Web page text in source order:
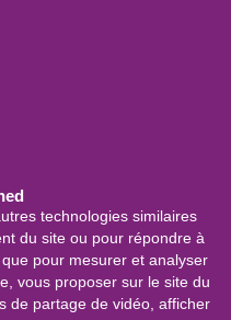
technologies similaires
du site ou pour répondre à
pour mesurer et analyser
vous proposer sur le site du
de partage de vidéo, afficher